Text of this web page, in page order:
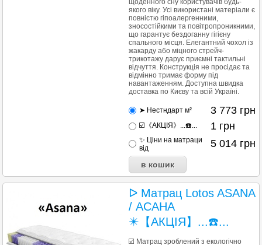
щоденного сну користувачів будь-
якого віку. Усі використані матеріали є
повністю гіпоалергенними,
зносостійкими та повітропроникними,
що гарантує бездоганну гігієну
спального місця. Елегантний чохол із
жакарду або міцного стрейч-
трикотажу дарує приємні тактильні
відчуття. Конструкція не просідає та
відмінно тримає форму під
навантаженням. Доступна швидка
доставка по Києву та всій Україні.
➤ Нестндарт м² 3 773 грн
☑️《АКЦІЯ》...☎️... 1 грн
✨ Ціни на матраци
від
5 014 грн
ᐅ Матрац Lotos ASANA
/ АСАНА
✴️【АКЦІЯ】...☎️...
☑️ Матрац зроблений з екологічно